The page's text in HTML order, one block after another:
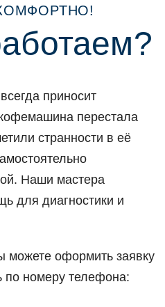
приносит
перестала
странности в её
Наши мастера
для диагностики и
можете оформить заявку
по номеру телефона: